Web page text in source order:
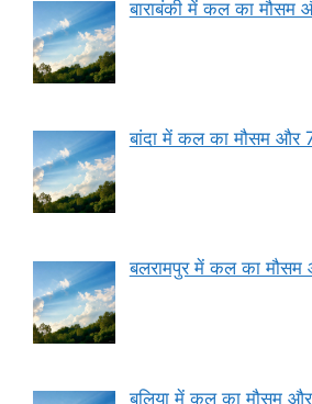
बाराबंकी में कल का मौसम
बांदा में कल का मौसम और
बलरामपुर में कल का मौसम
बलिया में कल का मौसम और